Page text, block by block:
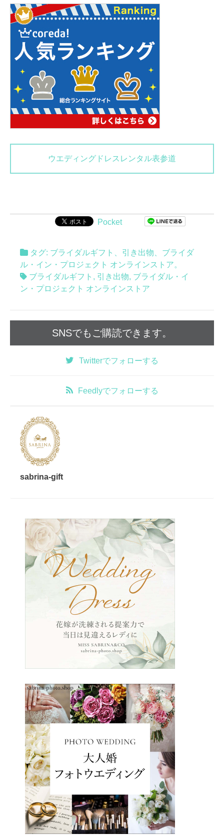
ウエディングドレスレンタル表参道
Pocket
タグ: ブライダルギフト 引き出物
ブライダ
ル・イン・プロジェクト オンラインストア。
ブライダルギフト , 引き出物, ブライダル・イ
ン・プロジェクト オンラインストア
SNSでもご購読できます。
Twitterでフォローする
Feedlyでフォローする
sabrina-gift